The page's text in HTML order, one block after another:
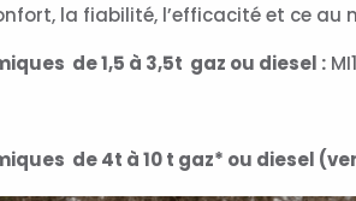
la fiabilité, l’efficacité et ce au
de 1,5 à 3,5t gaz ou diesel :
de 4t à 10 t gaz* ou diesel